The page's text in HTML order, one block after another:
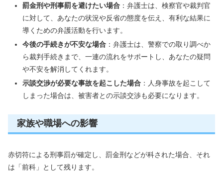
罰金刑や刑事罰を避けたい場合：弁護士は、検察官や裁判官
に対して、あなたの状況や反省の態度を伝え、有利な結果に
導くための弁護活動を行います。
今後の手続きが不安な場合：弁護士は、警察での取り調べか
ら裁判手続きまで、一連の流れをサポートし、あなたの疑問
や不安を解消してくれます。
示談交渉が必要な事故を起こした場合：人身事故を起こして
しまった場合は、被害者との示談交渉も必要になります。
家族や職場への影響
赤切符による刑事罰が確定し、罰金刑などが科された場合、それ
は「前科」として残ります。